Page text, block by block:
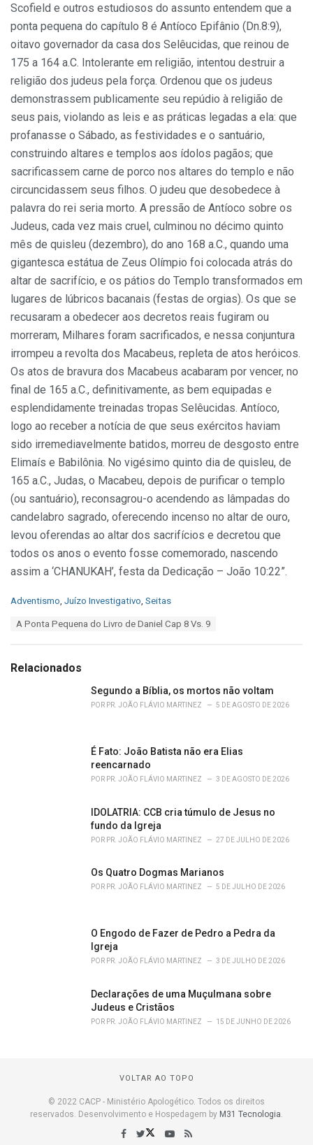
Scofield e outros estudiosos do assunto entendem que a
ponta pequena do capítulo 8 é Antíoco Epifânio (Dn.8:9),
oitavo governador da casa dos Selêucidas, que reinou de
175 a 164 a.C. Intolerante em religião, intentou destruir a
religião dos judeus pela força. Ordenou que os judeus
demonstrassem publicamente seu repúdio à religião de
seus pais, violando as leis e as práticas legadas a ela: que
profanasse o Sábado, as festividades e o santuário,
construindo altares e templos aos ídolos pagãos; que
sacrificassem carne de porco nos altares do templo e não
circuncidassem seus filhos. O judeu que desobedece à
palavra do rei seria morto. A pressão de Antíoco sobre os
Judeus, cada vez mais cruel, culminou no décimo quinto
mês de quisleu (dezembro), do ano 168 a.C., quando uma
gigantesca estátua de Zeus Olímpio foi colocada atrás do
altar de sacrifício, e os pátios do Templo transformados em
lugares de lúbricos bacanais (festas de orgias). Os que se
recusaram a obedecer aos decretos reais fugiram ou
morreram, Milhares foram sacrificados, e nessa conjuntura
irrompeu a revolta dos Macabeus, repleta de atos heróicos.
Os atos de bravura dos Macabeus acabaram por vencer, no
final de 165 a.C., definitivamente, as bem equipadas e
esplendidamente treinadas tropas Selêucidas. Antíoco,
logo ao receber a notícia de que seus exércitos haviam
sido irremediavelmente batidos, morreu de desgosto entre
Elimaís e Babilônia. No vigésimo quinto dia de quisleu, de
165 a.C., Judas, o Macabeu, depois de purificar o templo
(ou santuário), reconsagrou-o acendendo as lâmpadas do
candelabro sagrado, oferecendo incenso no altar de ouro,
levou oferendas ao altar dos sacrifícios e decretou que
todos os anos o evento fosse comemorado, nascendo
assim a ‘CHANUKAH’, festa da Dedicação – João 10:22”.
C
o
r
Adventismo Juízo Investigativo Seitas
:
A Ponta Pequena do Livro de Daniel Cap 8 Vs. 9
Relacionados
Segundo a Bíblia, os mortos não voltam
POR PR. JOÃO FLÁVIO MARTINEZ 5 DE AGOSTO DE 2026
É Fato: João Batista não era Elias
reencarnado
POR PR. JOÃO FLÁVIO MARTINEZ 3 DE AGOSTO DE 2026
IDOLATRIA: CCB cria túmulo de Jesus no
fundo da Igreja
POR PR. JOÃO FLÁVIO MARTINEZ 27 DE JULHO DE 2026
Os Quatro Dogmas Marianos
POR PR. JOÃO FLÁVIO MARTINEZ 5 DE JULHO DE 2026
O Engodo de Fazer de Pedro a Pedra da
Igreja
POR PR. JOÃO FLÁVIO MARTINEZ 3 DE JULHO DE 2026
Declarações de uma Muçulmana sobre
Judeus e Cristãos
POR PR. JOÃO FLÁVIO MARTINEZ 15 DE JUNHO DE 2026
VOLTAR AO TOPO
© 2022 CACP - Ministério Apologético. Todos os direitos
reservados. Desenvolvimento e Hospedagem by M31 Tecnologia.